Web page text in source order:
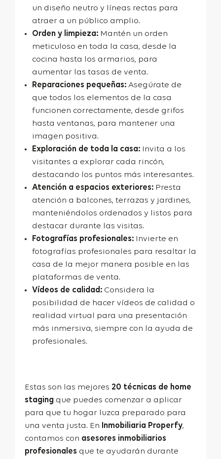
un diseño neutro y líneas rectas para
atraer a un público amplio.
Orden y limpieza: Mantén un orden
meticuloso en toda la casa, desde la
cocina hasta los armarios, para
aumentar las tasas de venta.
Reparaciones pequeñas: Asegúrate de
que todos los elementos de la casa
funcionen correctamente, desde grifos
hasta ventanas, para mantener una
imagen positiva.
Exploración de toda la casa: Invita a los
visitantes a explorar cada rincón,
destacando los puntos más interesantes.
Atención a espacios exteriores: Presta
atención a balcones, terrazas y jardines,
manteniéndolos ordenados y listos para
destacar durante las visitas.
Fotografías profesionales: Invierte en
fotografías profesionales para resaltar la
casa de la mejor manera posible en las
plataformas de venta.
Vídeos de calidad: Considera la
posibilidad de hacer vídeos de calidad o
realidad virtual para una presentación
más inmersiva, siempre con la ayuda de
profesionales.
Estas son las mejores 20 técnicas de home
staging que puedes comenzar a aplicar
para que tu hogar luzca preparado para
una venta justa. En Inmobiliaria Properfy,
contamos con asesores inmobiliarios
profesionales que te ayudarán durante